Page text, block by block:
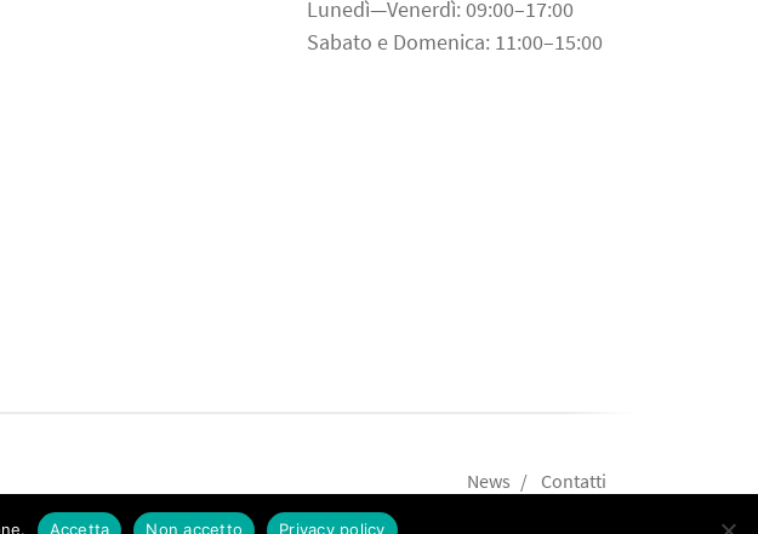
Lunedì—Venerdì: 09:00–17:00
Sabato e Domenica: 11:00–15:00
News Contatti
Accetta Non accetto Privacy policy